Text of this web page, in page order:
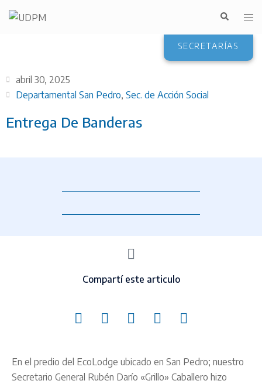
SECRETARÍAS
abril 30, 2025
Departamental San Pedro, Sec. de Acción Social
Entrega De Banderas
Compartí este articulo
En el predio del EcoLodge ubicado en San Pedro; nuestro
Secretario General Rubén Darío «Grillo» Caballero hizo